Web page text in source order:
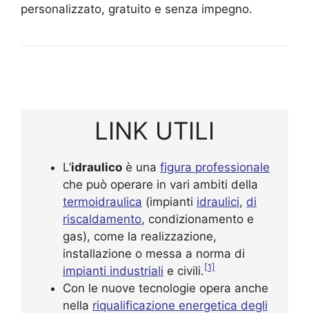
personalizzato, gratuito e senza impegno.
LINK UTILI
L’idraulico è una figura professionale
che può operare in vari ambiti della
termoidraulica (impianti idraulici, di
riscaldamento, condizionamento e
gas), come la realizzazione,
installazione o messa a norma di
impianti industriali e civili.[1]
Con le nuove tecnologie opera anche
nella riqualificazione energetica degli